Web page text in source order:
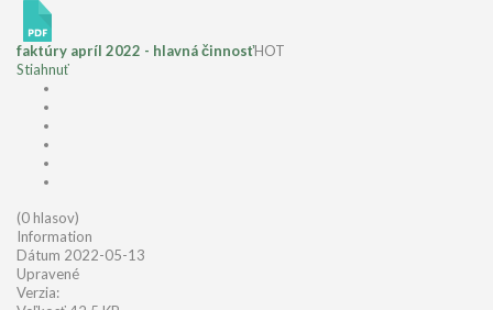
faktúry apríl 2022 - hlavná činnosťHOT
Stiahnuť
(0 hlasov)
Information
Dátum 2022-05-13
Upravené
Verzia: